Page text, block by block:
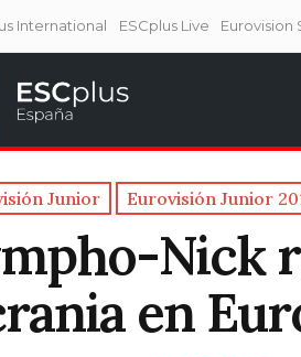
International ESCplus Live Eurovision
Junior Eurovisión Junior
Nick
en